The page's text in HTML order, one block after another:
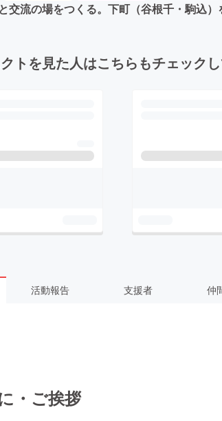
交流の場をつくる。下町（谷根千・駒込
トを見た人はこちらもチェック
活動報告 支援者 仲
・ご挨拶